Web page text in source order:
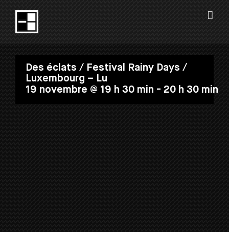
contenu
Des éclats / Festival Rainy Days /
Luxembourg – Lu
19 novembre @ 19 h 30 min - 20 h 30 min